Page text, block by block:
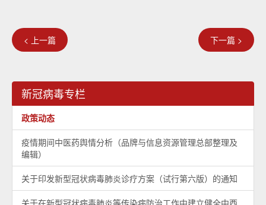
< 上一篇 下一篇 >
新冠病毒专栏
政策动态
疫情期间中医药舆情分析（品牌与信息资源管理总部整理及
编辑）
关于印发新型冠状病毒肺炎诊疗方案（试行第六版）的通知
关于在新型冠状病毒肺炎等传染病防治工作中建立健全中西